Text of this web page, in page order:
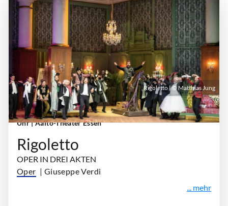
Samstag, 10. Oktober 2026 | 19:00 Uhr - 21:45
Uhr| Aalto-Theater Essen
Rigoletto
OPER IN DREI AKTEN
Oper | Giuseppe Verdi
... mehr
Rigoletto | © Matthias Jung